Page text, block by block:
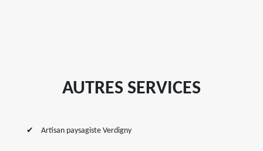
AUTRES SERVICES
Artisan paysagiste Verdigny